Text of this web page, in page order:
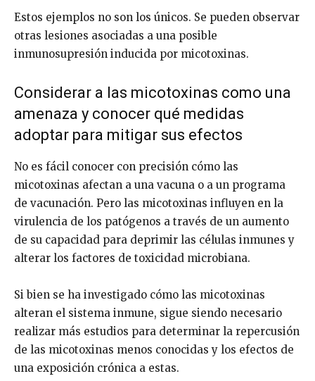
Estos ejemplos no son los únicos. Se pueden observar
otras lesiones asociadas a una posible
inmunosupresión inducida por micotoxinas.
Considerar a las micotoxinas como una
amenaza y conocer qué medidas
adoptar para mitigar sus efectos
No es fácil conocer con precisión cómo las
micotoxinas afectan a una vacuna o a un programa
de vacunación. Pero las micotoxinas influyen en la
virulencia de los patógenos a través de un aumento
de su capacidad para deprimir las células inmunes y
alterar los factores de toxicidad microbiana.
Si bien se ha investigado cómo las micotoxinas
alteran el sistema inmune, sigue siendo necesario
realizar más estudios para determinar la repercusión
de las micotoxinas menos conocidas y los efectos de
una exposición crónica a estas.